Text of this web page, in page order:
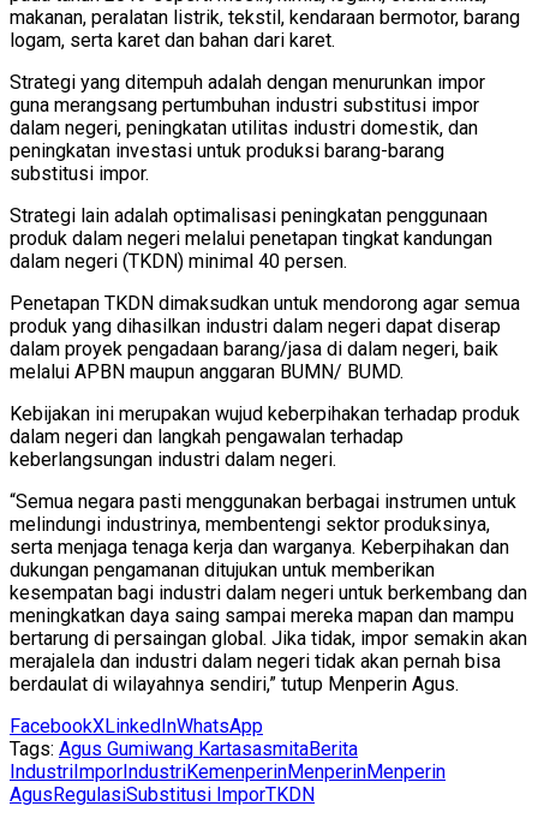
makanan, peralatan listrik, tekstil, kendaraan bermotor, barang
logam, serta karet dan bahan dari karet.
Strategi yang ditempuh adalah dengan menurunkan impor
guna merangsang pertumbuhan industri substitusi impor
dalam negeri, peningkatan utilitas industri domestik, dan
peningkatan investasi untuk produksi barang-barang
substitusi impor.
Strategi lain adalah optimalisasi peningkatan penggunaan
produk dalam negeri melalui penetapan tingkat kandungan
dalam negeri (TKDN) minimal 40 persen.
Penetapan TKDN dimaksudkan untuk mendorong agar semua
produk yang dihasilkan industri dalam negeri dapat diserap
dalam proyek pengadaan barang/jasa di dalam negeri, baik
melalui APBN maupun anggaran BUMN/ BUMD.
Kebijakan ini merupakan wujud keberpihakan terhadap produk
dalam negeri dan langkah pengawalan terhadap
keberlangsungan industri dalam negeri.
“Semua negara pasti menggunakan berbagai instrumen untuk
melindungi industrinya, membentengi sektor produksinya,
serta menjaga tenaga kerja dan warganya. Keberpihakan dan
dukungan pengamanan ditujukan untuk memberikan
kesempatan bagi industri dalam negeri untuk berkembang dan
meningkatkan daya saing sampai mereka mapan dan mampu
bertarung di persaingan global. Jika tidak, impor semakin akan
merajalela dan industri dalam negeri tidak akan pernah bisa
berdaulat di wilayahnya sendiri,” tutup Menperin Agus.
FacebookXLinkedInWhatsApp
Tags: Agus Gumiwang KartasasmitaBerita
IndustriImporIndustriKemenperinMenperinMenperin
AgusRegulasiSubstitusi ImporTKDN